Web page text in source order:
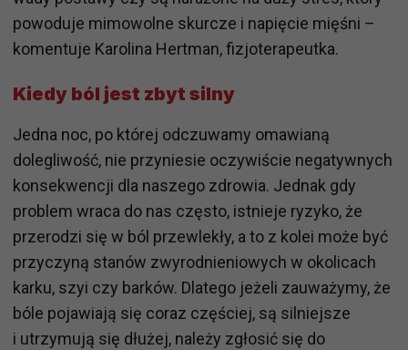
powoduje mimowolne skurcze i napięcie mięśni –
komentuje Karolina Hertman, fizjoterapeutka.
Kiedy ból jest zbyt silny
Jedna noc, po której odczuwamy omawianą
dolegliwość, nie przyniesie oczywiście negatywnych
konsekwencji dla naszego zdrowia. Jednak gdy
problem wraca do nas często, istnieje ryzyko, że
przerodzi się w ból przewlekły, a to z kolei może być
przyczyną stanów zwyrodnieniowych w okolicach
karku, szyi czy barków. Dlatego jeżeli zauważymy, że
bóle pojawiają się coraz częściej, są silniejsze
i utrzymują się dłużej, należy zgłosić się do